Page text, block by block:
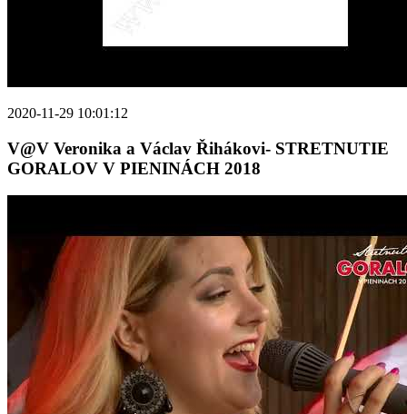
2020-11-29 10:01:12
V@V Veronika a Václav Řihákovi- STRETNUTIE
GORALOV V PIENINÁCH 2018